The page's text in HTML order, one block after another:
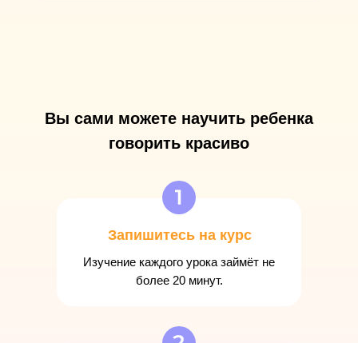
Запишитесь на курс
Изучение каждого урока займёт не
более 20 минут.
Вы сами можете научить ребенка
говорить красиво